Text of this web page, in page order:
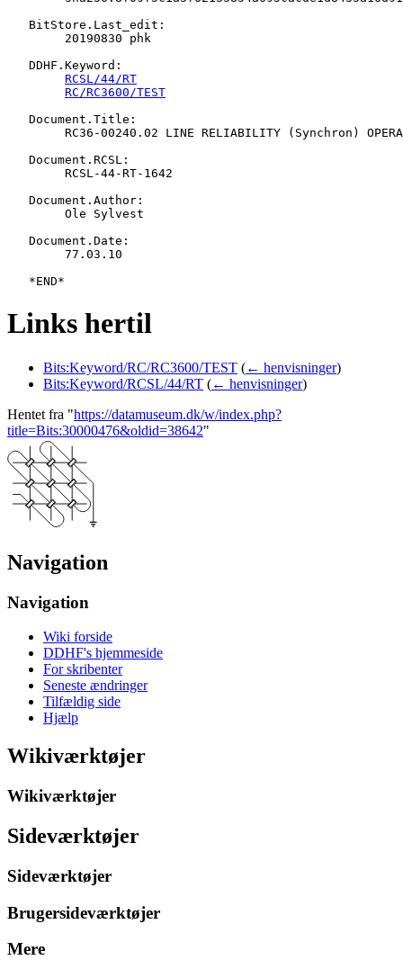
   BitStore.Last_edit:
   DDHF.Keyword:
RCSL/44/RT
RC/RC3600/TEST
   Document.Title:
   Document.RCSL:
   Document.Author:
   Document.Date:
Links hertil
Bits:Keyword/RC/RC3600/TEST (← henvisninger)
Bits:Keyword/RCSL/44/RT (← henvisninger)
Hentet fra "https://datamuseum.dk/w/index.php?
title=Bits:30000476&oldid=38642"
Navigation
Navigation
Wiki forside
DDHF's hjemmeside
For skribenter
Seneste ændringer
Tilfældig side
Hjælp
Wikiværktøjer
Wikiværktøjer
Sideværktøjer
Sideværktøjer
Brugersideværktøjer
Mere